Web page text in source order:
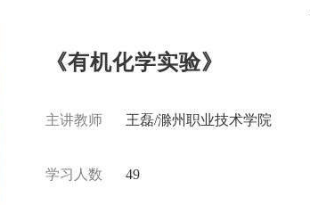
《有机化学实验》
主讲教师 王磊/滁州职业技术学院
学习人数 49